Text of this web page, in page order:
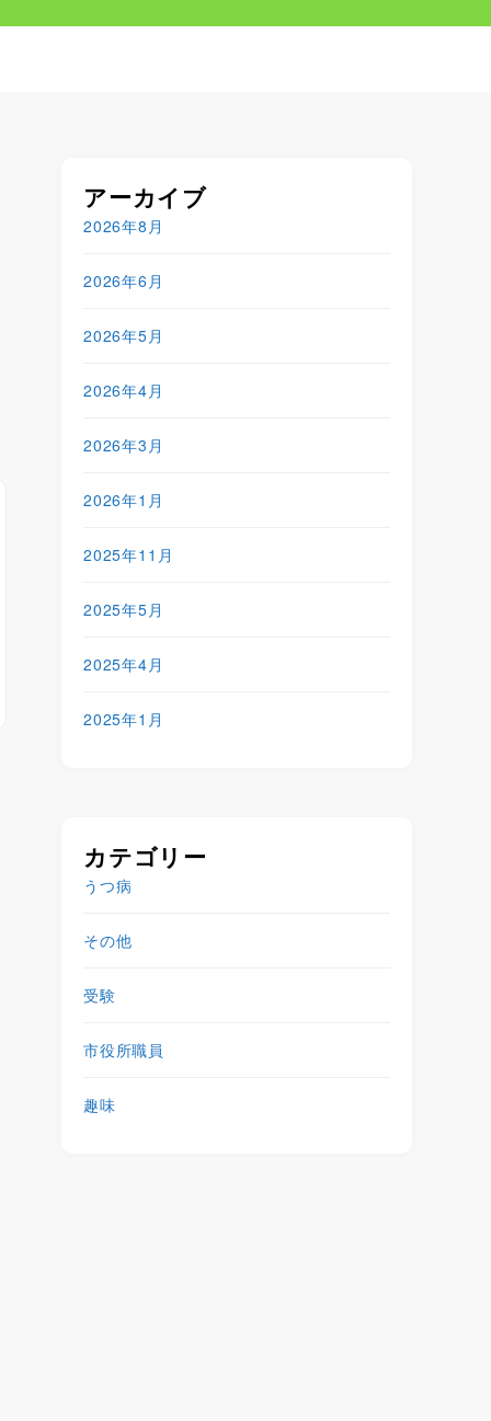
アーカイブ
2026年8月
2026年6月
2026年5月
2026年4月
2026年3月
2026年1月
2025年11月
2025年5月
2025年4月
2025年1月
カテゴリー
うつ病
その他
受験
市役所職員
趣味